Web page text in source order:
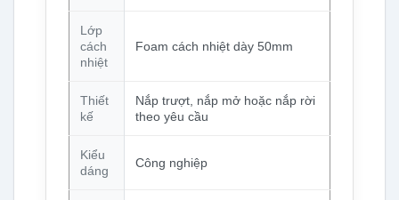
Lớp
cách
nhiệt
Foam cách nhiệt dày 50mm
Thiết
kế
Nắp trượt, nắp mở hoặc nắp rời
theo yêu cầu
Kiểu
dáng
Công nghiệp